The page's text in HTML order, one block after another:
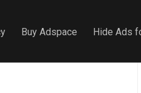
Buy Adspace Hide Ads